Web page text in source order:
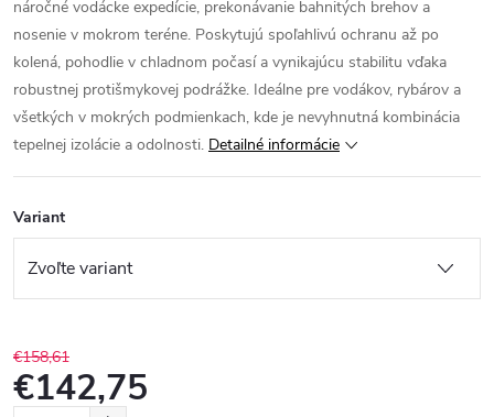
náročné vodácke expedície, prekonávanie bahnitých brehov a
nosenie v mokrom teréne. Poskytujú spoľahlivú ochranu až po
kolená, pohodlie v chladnom počasí a vynikajúcu stabilitu vďaka
robustnej protišmykovej podrážke. Ideálne pre vodákov, rybárov a
všetkých v mokrých podmienkach, kde je nevyhnutná kombinácia
tepelnej izolácie a odolnosti. Detailné informácie
Variant
€158,61
€142,75